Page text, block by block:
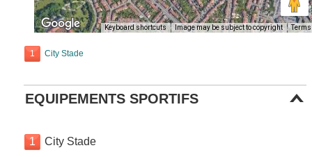
Keyboard shortcuts Image may be subject to copyright Terms
1 City Stade
EQUIPEMENTS SPORTIFS
1 City Stade